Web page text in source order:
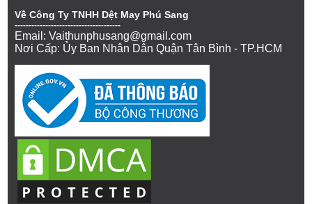
Về Công Ty TNHH Dệt May Phú Sang
--------------------------------------
Email: Vaithunphusang@gmail.com
Nơi Cấp: Ủy Ban Nhân Dân Quận Tân Bình - TP.HCM